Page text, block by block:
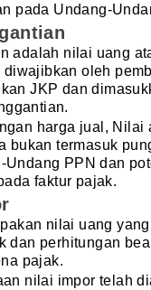
pada Undang-
adalah nilai uang
diwajibkan oleh
JKP dan
harga jual, Nilai
bukan termasuk
Undang PPN dan
faktur pajak.
nilai uang
dan perhitungan
pajak.
nilai impor telah